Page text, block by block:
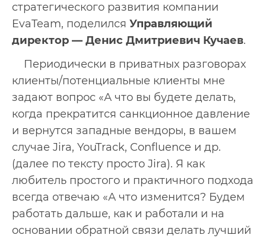
стратегического развития компании
EvaTeam, поделился Управляющий
директор — Денис Дмитриевич Кучаев.
Периодически в приватных разговорах
клиенты/потенциальные клиенты мне
задают вопрос «А что вы будете делать,
когда прекратится санкционное давление
и вернутся западные вендоры, в вашем
случае Jira, YouTrack, Confluence и др.
(далее по тексту просто Jira). Я как
любитель простого и практичного подхода
всегда отвечаю «А что изменится? Будем
работать дальше, как и работали и на
основании обратной связи делать лучший